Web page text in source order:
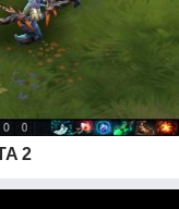
2